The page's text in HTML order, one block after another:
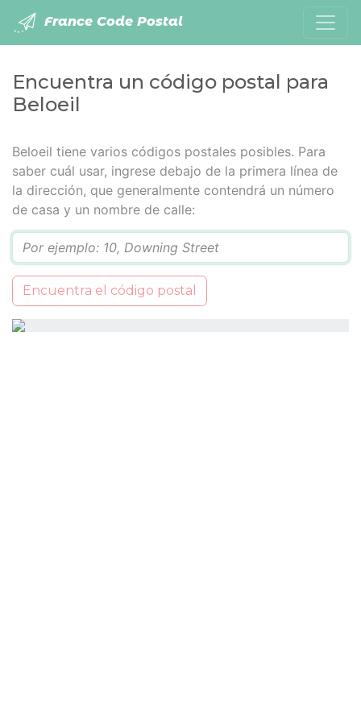
France Code Postal
Encuentra un código postal para
Beloeil
Beloeil tiene varios códigos postales posibles. Para
saber cuál usar, ingrese debajo de la primera línea de
la dirección, que generalmente contendrá un número
de casa y un nombre de calle:
Encuentra el código postal